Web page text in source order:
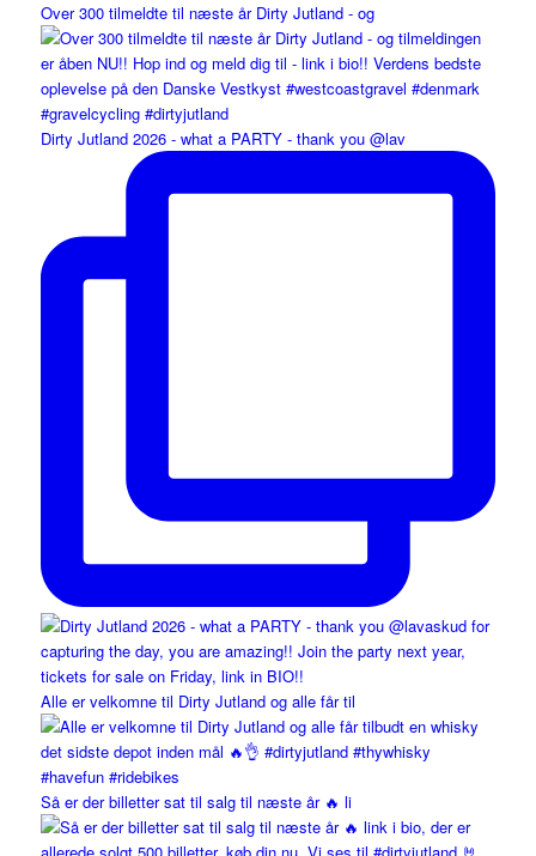
Over 300 tilmeldte til næste år Dirty Jutland - og
Dirty Jutland 2026 - what a PARTY - thank you @lav
Alle er velkomne til Dirty Jutland og alle får til
Så er der billetter sat til salg til næste år 🔥 li